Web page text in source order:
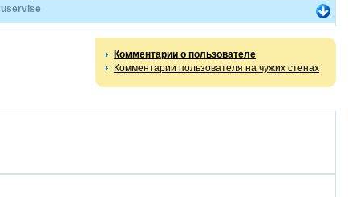
Комментарии о пользователе
Комментарии пользователя на чужих стенах